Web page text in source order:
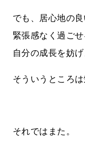
でも、居心地の
緊張感なく過ご
自分の成長を妨げ
そういうところ
それではまた。